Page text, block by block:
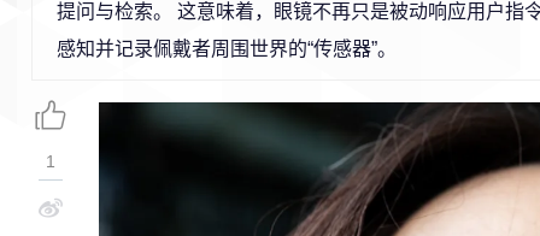
提问与检索。 这意味着，眼镜不再只是被动响应用户指
感知并记录佩戴者周围世界的“传感器”。
1